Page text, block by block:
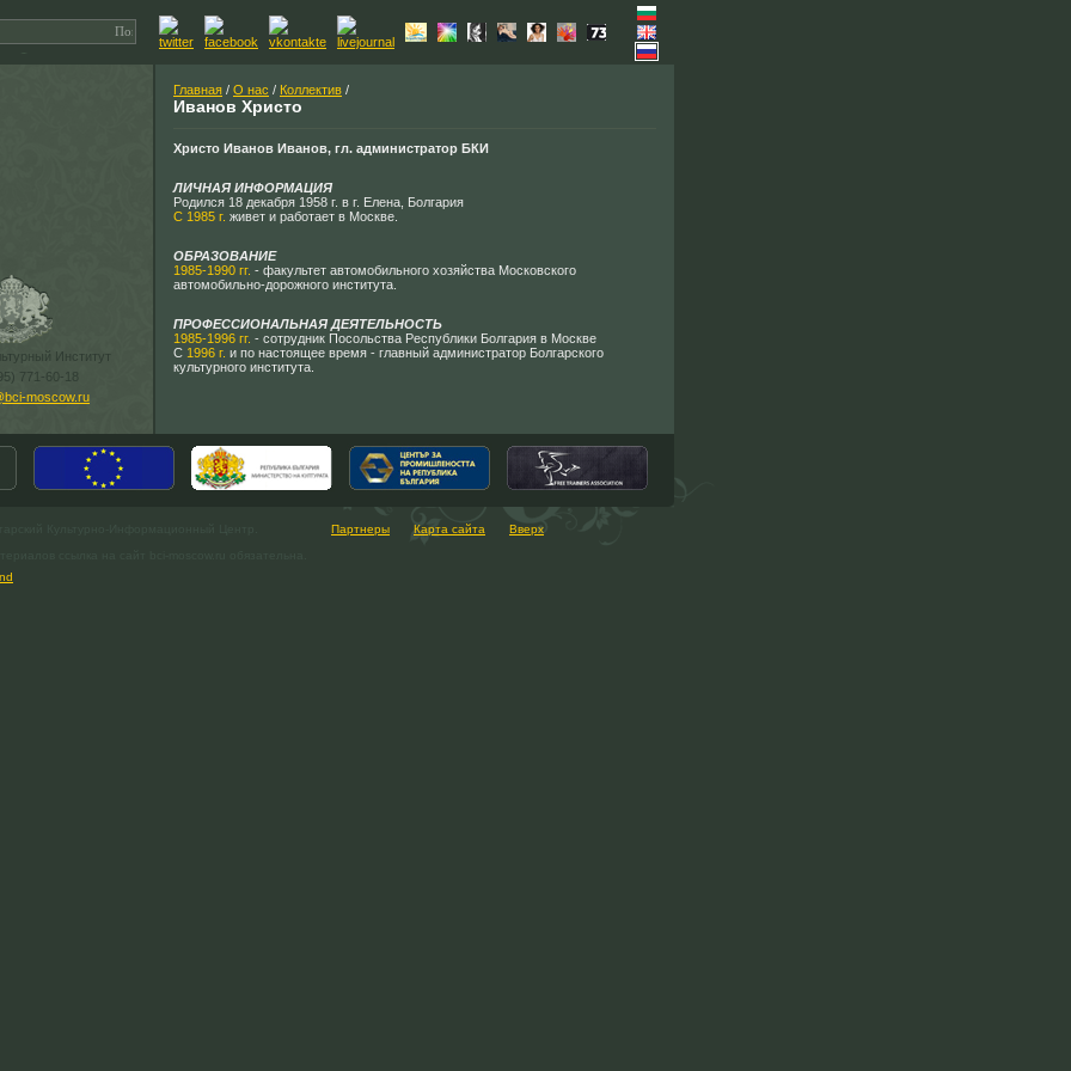
Институт
771-60-18
moscow.ru
Главная / О нас / Коллектив /
Иванов Христо
Христо Иванов Иванов, гл. администратор БКИ
ЛИЧНАЯ ИНФОРМАЦИЯ
Родился 18 декабря 1958 г. в г. Елена, Болгария
С 1985 г. живет и работает в Москве.
ОБРАЗОВАНИЕ
1985-1990 гг. - факультет автомобильного хозяйства Московского
автомобильно-дорожного института.
ПРОФЕССИОНАЛЬНАЯ ДЕЯТЕЛЬНОСТЬ
1985-1996 гг. - сотрудник Посольства Республики Болгария в Москве
С 1996 г. и по настоящее время - главный администратор Болгарского
культурного института.
Партнеры Карта сайта Вверх